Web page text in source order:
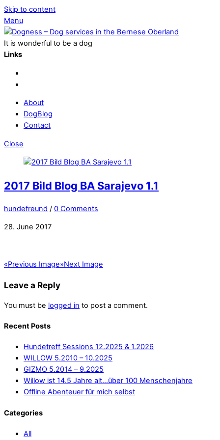
Skip to content
Menu
It is wonderful to be a dog
Links
About
DogBlog
Contact
Close
2017 Bild Blog BA Sarajevo 1.1
hundefreund / 0 Comments
28. June 2017
«Previous Image»Next Image
Leave a Reply
You must be logged in to post a comment.
Recent Posts
Hundetreff Sessions 12.2025 & 1.2026
WILLOW 5.2010 – 10.2025
GIZMO 5.2014 – 9.2025
Willow ist 14.5 Jahre alt…über 100 Menschenjahre
Offline Abenteuer für mich selbst
Categories
All